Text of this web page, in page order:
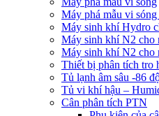
Máy phá mẫu vi
Máy sinh khí Hydro
Máy sinh khí N2 cho
Máy sinh khí N2 cho
Thiết bị phân tích tro
Tủ lạnh âm sâu -86
Tủ vi khí hậu –
Cân phân tích PTN